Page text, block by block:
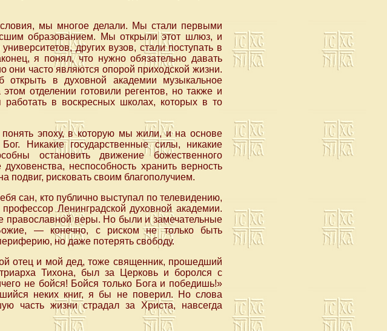
мы многое делали. Мы стали первыми
образованием. Мы открыли этот шлюз, и
других вузов, стали поступать в
я понял, что нужно обязательно давать
часто являются опорой приходской жизни.
в духовной академии музыкальное
отделении готовили регентов, но также и
в воскресных школах, которых в то
понять эпоху, в которую мы жили, и на основе
Никакие государственные силы, никакие
остановить движение божественного
неспособность хранить верность
подвиг, рисковать своим благополучием.
сан, кто публично выступал по телевидению,
Ленинградской духовной академии.
православной веры. Но были и замечательные
— конечно, с риском не только быть
но даже потерять свободу.
отец и мой дед, тоже священник, прошедший
Тихона, был за Церковь и боролся с
не бойся! Бойся только Бога и победишь!»
неких книг, я бы не поверил. Но слова
часть жизни страдал за Христа, навсегда